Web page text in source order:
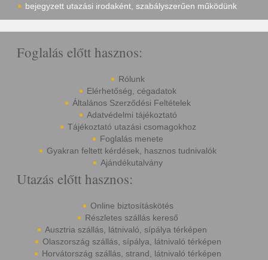
bejegyzett utazási irodaként, szabályszerűen működünk
Foglalás előtt hasznos:
Rólunk
Elérhetőség, cégadatok
Általános Szerződési Feltételek
Adatvédelmi tájékoztató
Tájékoztató utazási csomagokhoz
Foglalás menete
Gyakran feltett kérdések, hasznos tudnivalók
Ajándékutalvány
Utazás előtt hasznos:
Online biztosításkötés
Részletes szállás kereső
Ausztria szállás, látnivaló, sípálya térképen
Olaszország szállás, sípálya, látnivaló térképen
Horvátország szállás, strand, látnivaló térképen